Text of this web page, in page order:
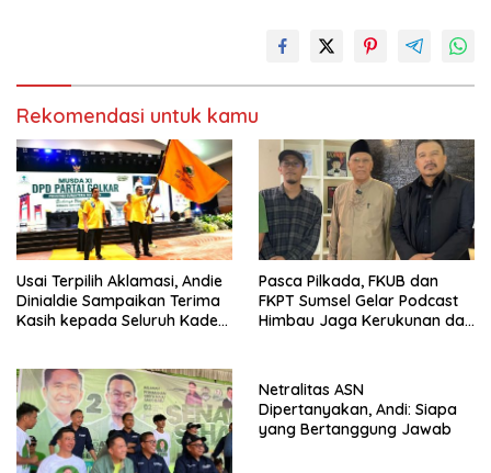
Rekomendasi untuk kamu
Usai Terpilih Aklamasi, Andie
Dinialdie Sampaikan Terima
Kasih kepada Seluruh Kader
Pasca Pilkada, FKUB dan
FKPT Sumsel Gelar Podcast
Himbau Jaga Kerukunan dan
Netralitas ASN
Dipertanyakan, Andi: Siapa
yang Bertanggung Jawab